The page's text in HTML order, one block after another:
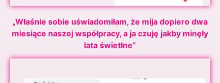
„Właśnie sobie uświadomiłam, że mija dopiero dwa
miesiące naszej współpracy, a ja czuję jakby minęły
lata świetlne”